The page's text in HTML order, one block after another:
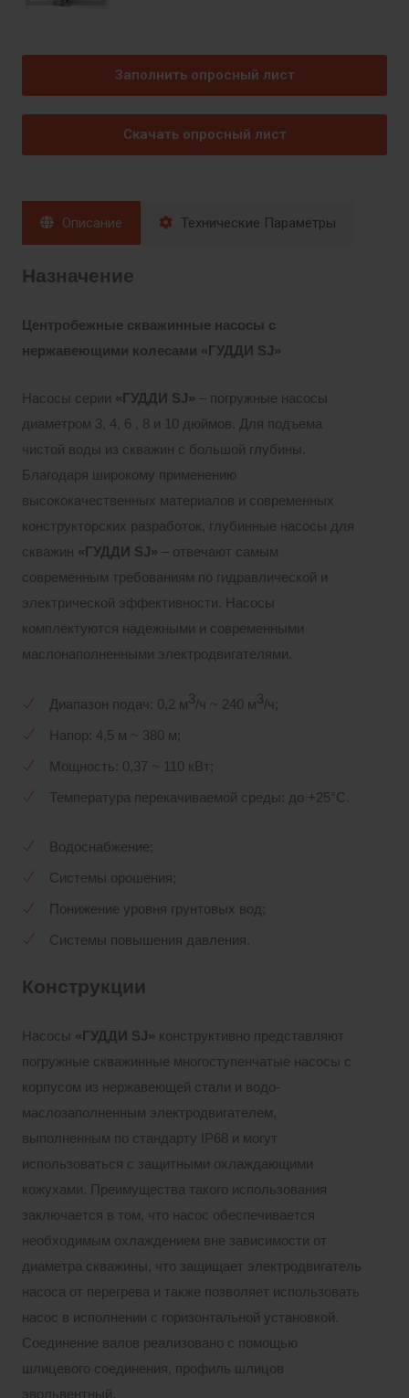
Заполнить опросный лист
Скачать опросный лист
Описание Технические Параметры
Назначение
Центробежные скважинные насосы с
нержавеющими колесами «ГУДД И SJ »
Насосы серии «ГУДДИ SJ» – погружные насосы
диаметром 3, 4, 6 , 8 и 10 дюймов. Для подъема
чистой воды из скважин с большой глубины.
Благодаря широкому применению
высококачественных материалов и современных
конструкторских разработок, глубинные насосы для
скважин «ГУДДИ SJ» – отвечают самым
современным требованиям по гидравлической и
электрической эффективности. Насосы
комплектуются надежными и современными
маслонаполненными электродвигателями.
Диапазон подач: 0,2 м3/ч ~ 240 м3/ч;
Напор: 4,5 м ~ 380 м;
Мощность: 0,37 ~ 110 кВт;
Температура перекачиваемой среды: до +25°С.
Водоснабжение;
Системы орошения;
Понижение уровня грунтовых вод;
Системы повышения давления.
Конструкции
Насосы «ГУДДИ SJ» конструктивно представляют
погружные скважинные многоступенчатые насосы с
корпусом из нержавеющей стали и водо-
маслозаполненным электродвигателем,
выполненным по стандарту IP68 и могут
использоваться с защитными охлаждающими
кожухами. Преимущества такого использования
заключается в том, что насос обеспечивается
необходимым охлаждением вне зависимости от
диаметра скважины, что защищает электродвигатель
насоса от перегрева и также позволяет использовать
насос в исполнении с горизонтальной установкой.
Соединение валов реализовано с помощью
шлицевого соединения, профиль шлицов
эвольвентный.